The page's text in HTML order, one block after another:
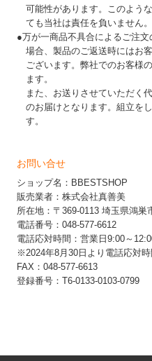
可能性があります。このよう
ても当社は責任を負いません。
●万が一商品不具合によるご注
場合、製品のご返送時にはお
ございます。弊社でのお客様
ます。
また、お送りさせていただく
のお届けとなります。組立を
す。
お問い合せ
ショップ名：BBESTSHOP
販売業者：株式会社真善美
所在地：〒369-0113 埼玉県鴻巣
電話番号：048-577-6612
電話応対時間：営業日9:00～
※2024年8月30日より電話応対時
FAX：048-577-6613
登録番号：T6-0133-0103-0799